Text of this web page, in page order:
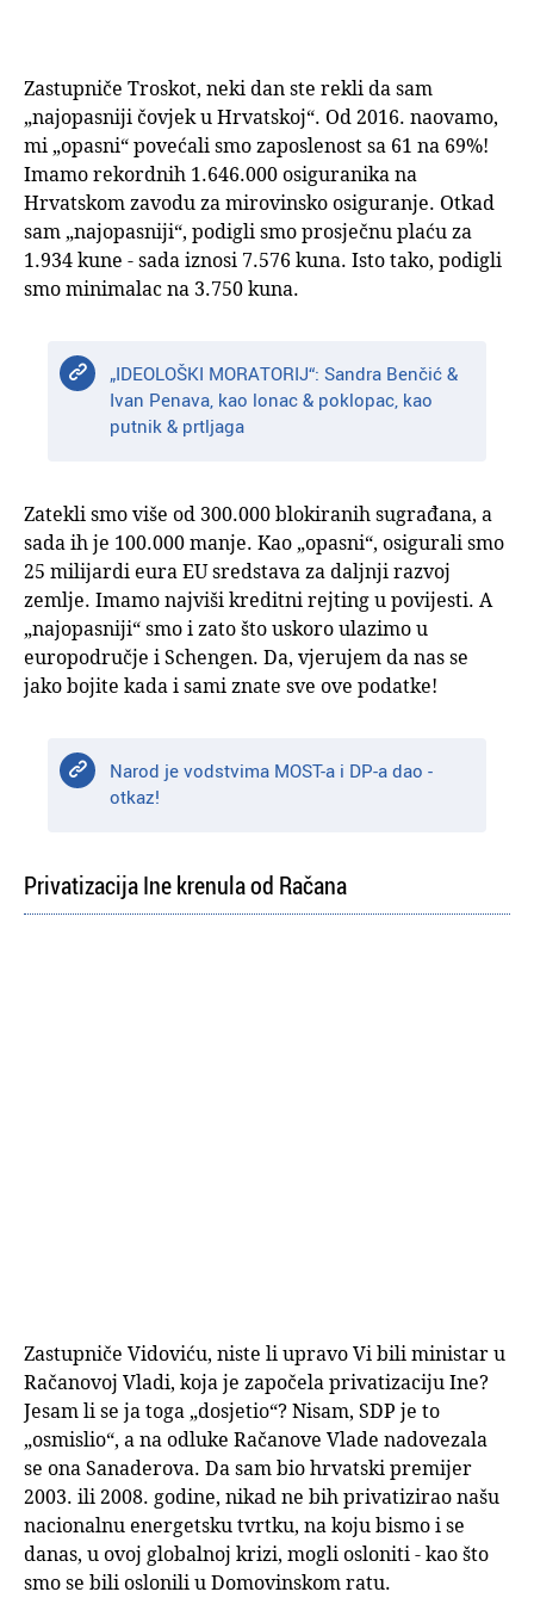
Zastupniče Troskot, neki dan ste rekli da sam
„najopasniji čovjek u Hrvatskoj“. Od 2016. naovamo,
mi „opasni“ povećali smo zaposlenost sa 61 na 69%!
Imamo rekordnih 1.646.000 osiguranika na
Hrvatskom zavodu za mirovinsko osiguranje. Otkad
sam „najopasniji“, podigli smo prosječnu plaću za
1.934 kune - sada iznosi 7.576 kuna. Isto tako, podigli
smo minimalac na 3.750 kuna.
„IDEOLOŠKI MORATORIJ“: Sandra Benčić &
Ivan Penava, kao lonac & poklopac, kao
putnik & prtljaga
Zatekli smo više od 300.000 blokiranih sugrađana, a
sada ih je 100.000 manje. Kao „opasni“, osigurali smo
25 milijardi eura EU sredstava za daljnji razvoj
zemlje. Imamo najviši kreditni rejting u povijesti. A
„najopasniji“ smo i zato što uskoro ulazimo u
europodručje i Schengen. Da, vjerujem da nas se
jako bojite kada i sami znate sve ove podatke!
Narod je vodstvima MOST-a i DP-a dao -
otkaz!
Privatizacija Ine krenula od Račana
Zastupniče Vidoviću, niste li upravo Vi bili ministar u
Račanovoj Vladi, koja je započela privatizaciju Ine?
Jesam li se ja toga „dosjetio“? Nisam, SDP je to
„osmislio“, a na odluke Račanove Vlade nadovezala
se ona Sanaderova. Da sam bio hrvatski premijer
2003. ili 2008. godine, nikad ne bih privatizirao našu
nacionalnu energetsku tvrtku, na koju bismo i se
danas, u ovoj globalnoj krizi, mogli osloniti - kao što
smo se bili oslonili u Domovinskom ratu.